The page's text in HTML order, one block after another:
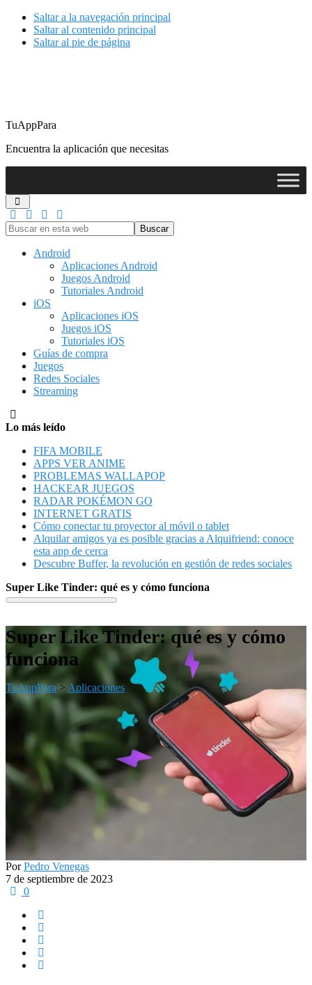
Saltar a la navegación principal
Saltar al contenido principal
Saltar al pie de página
TuAppPara
Encuentra la aplicación que necesitas
Buscar
en
Android
Aplicaciones Android
Juegos Android
Tutoriales Android
iOS
Aplicaciones iOS
Juegos iOS
Tutoriales iOS
Guías de compra
Juegos
Redes Sociales
Streaming
Lo más leído
FIFA MOBILE
APPS VER ANIME
PROBLEMAS WALLAPOP
HACKEAR JUEGOS
RADAR POKÉMON GO
INTERNET GRATIS
Cómo conectar tu proyector al móvil o tablet
Alquilar amigos ya es posible gracias a Alquifriend: conoce
esta app de cerca
Descubre Buffer, la revolución en gestión de redes sociales
Super Like Tinder: qué es y cómo funciona
Super Like Tinder: qué es y cómo
funciona
TuAppPara> Aplicaciones
PorPedro Venegas
7 de septiembre de 2023
0